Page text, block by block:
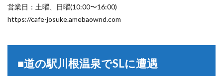
営業日：土曜、日曜(10:00〜16:00)
https://cafe-josuke.amebaownd.com
■道の駅川根温泉でSLに遭遇